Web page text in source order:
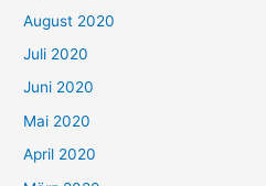
August 2020
Juli 2020
Juni 2020
Mai 2020
April 2020